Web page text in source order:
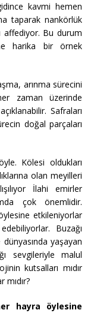
kavmi hemen
taparak nankörlük
affediyor. Bu durum
harika bir örnek
arınma sürecini
zaman üzerinde
Safraları
doğal parçaları
Kölesi oldukları
olan meyilleri
İlahi emirler
çok önemlidir.
etkileniyorlar
Buzağı
yaşayan
sevgileriyle malul
kutsalları mıdır
mıdır?
hayra öylesine